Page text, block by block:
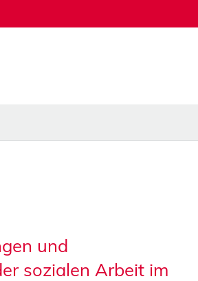
und
sozialen Arbeit im